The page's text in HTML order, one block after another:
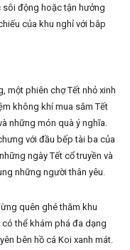
động hoặc tận hưởng
của khu nghỉ với bắp
một phiên chợ Tết nhỏ xinh
không khí mua sắm Tết
những món quà ý nghĩa.
với đầu bếp tài ba của
ngày Tết cổ truyền và
những người thân yêu.
quên ghé thăm khu
thể khám phá đa dạng
bên hồ cá Koi xanh mát.